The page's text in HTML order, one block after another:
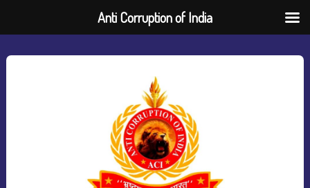
Anti Corruption of India